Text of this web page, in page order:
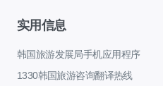
实用信息
韩国旅游发展局手机应用程序
1330韩国旅游咨询翻译热线